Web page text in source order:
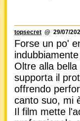
topsecret @ 29/07/
Forse un po'
Oltre alla
supporta il
offrendo
canto suo, mi
Il film mette